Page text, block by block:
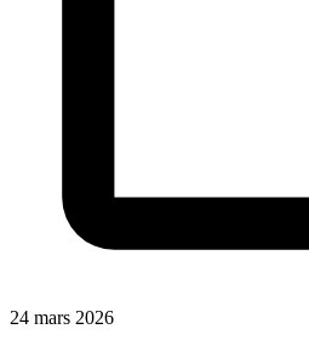
24 mars 2026